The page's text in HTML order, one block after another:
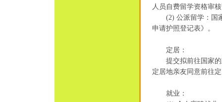
人员自费留学资格审
(2) 公派留学：国家
申请护照登记表》。
定居：
提交拟前往国家的
定居地亲友同意前往
就业：